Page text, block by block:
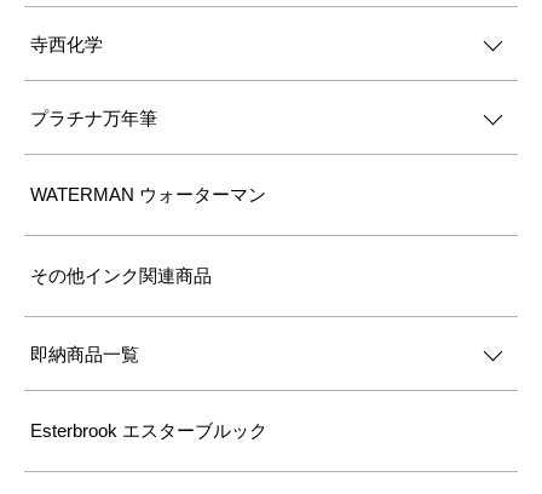
寺西化学
プラチナ万年筆
WATERMAN ウォーターマン
その他インク関連商品
即納商品一覧
Esterbrook エスターブルック